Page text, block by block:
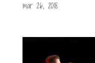
mar 26, 2018